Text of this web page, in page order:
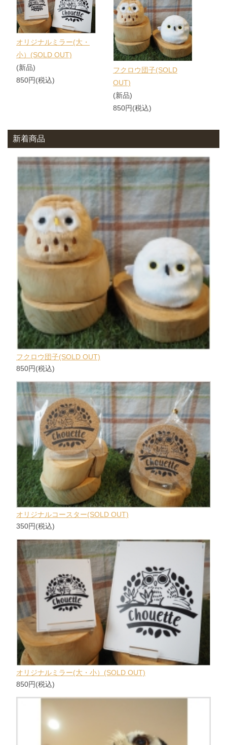
オリジナルミラー(大・
小）(SOLD OUT)
(新品)
850円(税込)
フクロウ団子(SOLD
OUT)
(新品)
850円(税込)
新着商品
フクロウ団子(SOLD OUT)
850円(税込)
オリジナルコースター(SOLD OUT)
350円(税込)
オリジナルミラー(大・小）(SOLD OUT)
850円(税込)